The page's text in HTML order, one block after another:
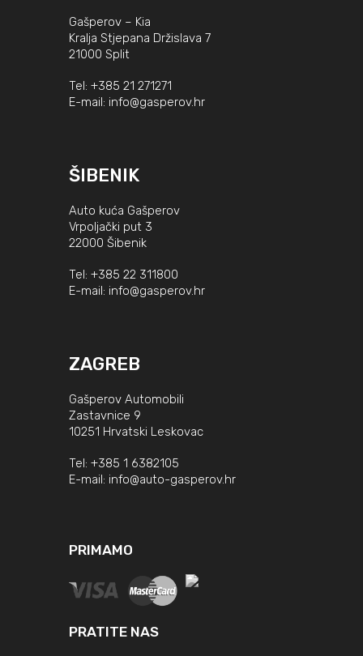
Gašperov – Kia
Kralja Stjepana Držislava 7
21000 Split
Tel: +385 21 271271
E-mail: info@gasperov.hr
ŠIBENIK
Auto kuća Gašperov
Vrpoljački put 3
22000 Šibenik
Tel: +385 22 311800
E-mail: info@gasperov.hr
ZAGREB
Gašperov Automobili
Zastavnice 9
10251 Hrvatski Leskovac
Tel: +385 1 6382105
E-mail: info@auto-gasperov.hr
PRIMAMO
PRATITE NAS